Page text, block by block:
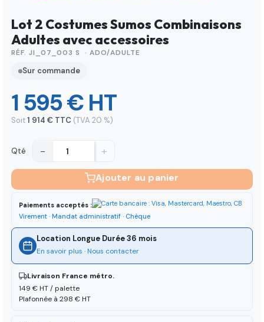
Lot 2 Costumes Sumos Combinaisons
Adultes avec accessoires
RÉF. JI_07_003 S · ADO/ADULTE
Sur commande
1 595 € HT
Soit1 914 € TTC (TVA 20 %)
Qté − +
Ajouter au panier
Paiements acceptés :
Virement · Mandat administratif · Chèque
Location Longue Durée 36 mois
En savoir plus · Nous contacter
Livraison France métro.
149 € HT / palette
Plafonnée à 298 € HT